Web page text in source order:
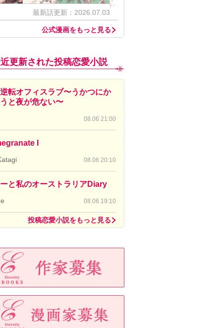
最新話更新：2026.07.03
公式漫画をもっと見る
更新された投稿恋愛小説
転オフィスラブ〜うかつにか
と夜が危ない〜
08.06 21:00
I
08.06 20:10
と私のオーストラリアDiary
08.06 19:10
投稿恋愛小説をもっと見る